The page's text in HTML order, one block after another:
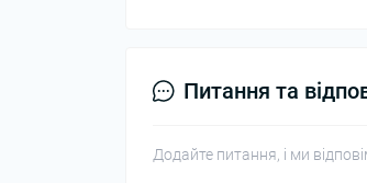
Питання та
Додайте питання, і ми